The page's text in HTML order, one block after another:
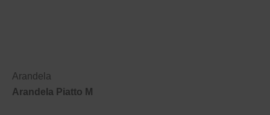
Arandela
Arandela Piatto M